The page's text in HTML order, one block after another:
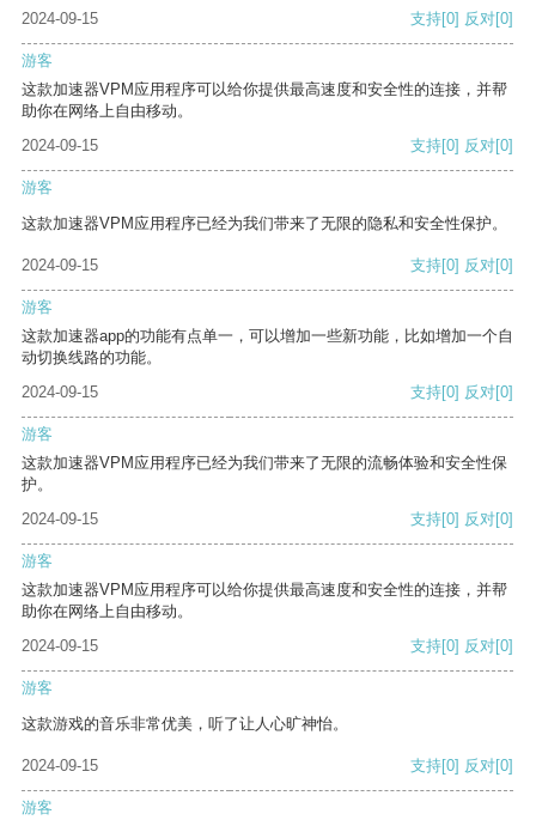
2024-09-15
支持[0] 反对[0]
游客
这款加速器VPM应用程序可以给你提供最高速度和安全性的连接，并帮
助你在网络上自由移动。
2024-09-15
支持[0] 反对[0]
游客
这款加速器VPM应用程序已经为我们带来了无限的隐私和安全性保护。
2024-09-15 支持[0] 反对[0]
游客
这款加速器app的功能有点单一，可以增加一些新功能，比如增加一个自
动切换线路的功能。
2024-09-15
支持[0] 反对[0]
游客
这款加速器VPM应用程序已经为我们带来了无限的流畅体验和安全性保
护。
2024-09-15
支持[0] 反对[0]
游客
这款加速器VPM应用程序可以给你提供最高速度和安全性的连接，并帮
助你在网络上自由移动。
2024-09-15
支持[0] 反对[0]
游客
这款游戏的音乐非常优美，听了让人心旷神怡。
2024-09-15 支持[0] 反对[0]
游客